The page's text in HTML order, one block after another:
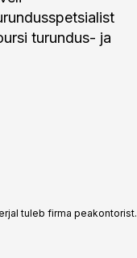
turundus- ja
tuleb firma